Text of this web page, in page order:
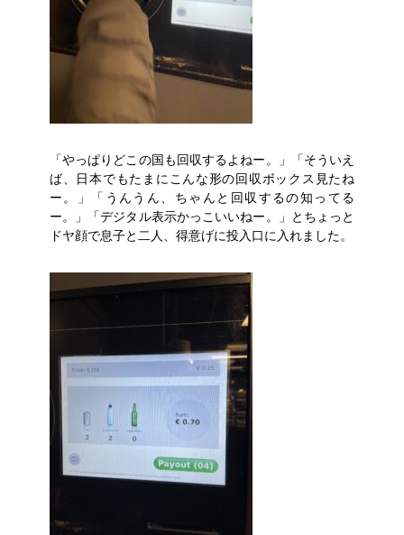
「やっぱりどこの国も回収するよねー。」「そういえ
ば、日本でもたまにこんな形の回収ボックス見たね
ー。」「うんうん、ちゃんと回収するの知ってる
ー。」「デジタル表示かっこいいねー。」とちょっと
ドヤ顔で息子と二人、得意げに投入口に入れました。